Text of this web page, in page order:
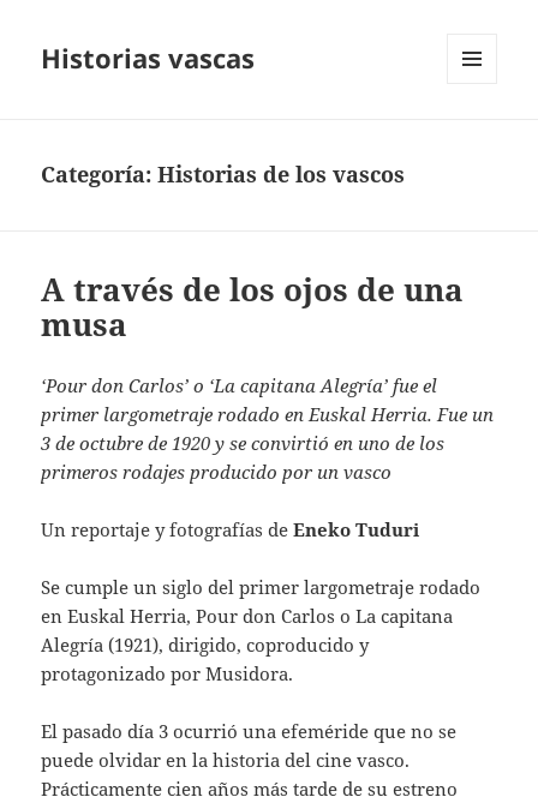
Historias vascas
Categoría:Historias de los vascos
A través de los ojos de una
musa
‘Pour don Carlos’ o ‘La capitana Alegría’ fue el
primer largometraje rodado en Euskal Herria. Fue un
3 de octubre de 1920 y se convirtió en uno de los
primeros rodajes producido por un vasco
Un reportaje y fotografías deEneko Tuduri
Se cumple un siglo del primer largometraje rodado
en Euskal Herria, Pour don Carlos o La capitana
Alegría (1921), dirigido, coproducido y
protagonizado por Musidora.
El pasado día 3 ocurrió una efeméride que no se
puede olvidar en la historia del cine vasco.
Prácticamente cien años más tarde de su estreno